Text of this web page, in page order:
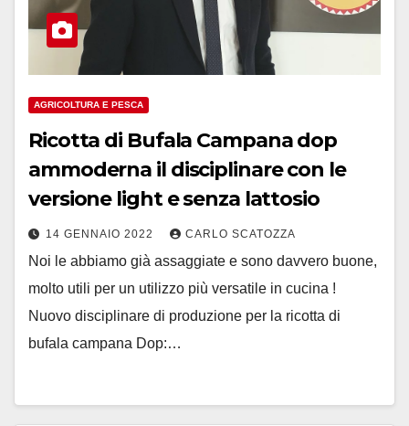
AGRICOLTURA E PESCA
Ricotta di Bufala Campana dop
ammoderna il disciplinare con le
versione light e senza lattosio
14 GENNAIO 2022 CARLO SCATOZZA
Noi le abbiamo già assaggiate e sono davvero buone,
molto utili per un utilizzo più versatile in cucina !
Nuovo disciplinare di produzione per la ricotta di
bufala campana Dop:…